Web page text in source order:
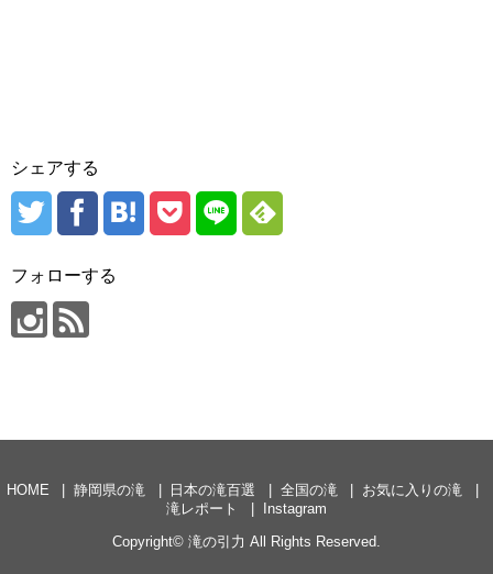
シェアする
フォローする
HOME 静岡県の滝 日本の滝百選 全国の滝
お気に入りの滝
滝レポート
Instagram
Copyright© 滝の引力 All Rights Reserved.